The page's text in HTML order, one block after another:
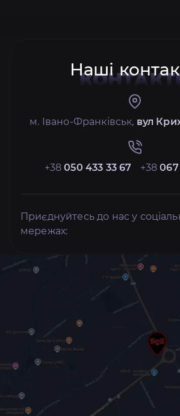
Наші
м. Івано-Франківськ, вул
+38050 433 33 67 +38067
Приєднуйтесь до нас у
мережах: